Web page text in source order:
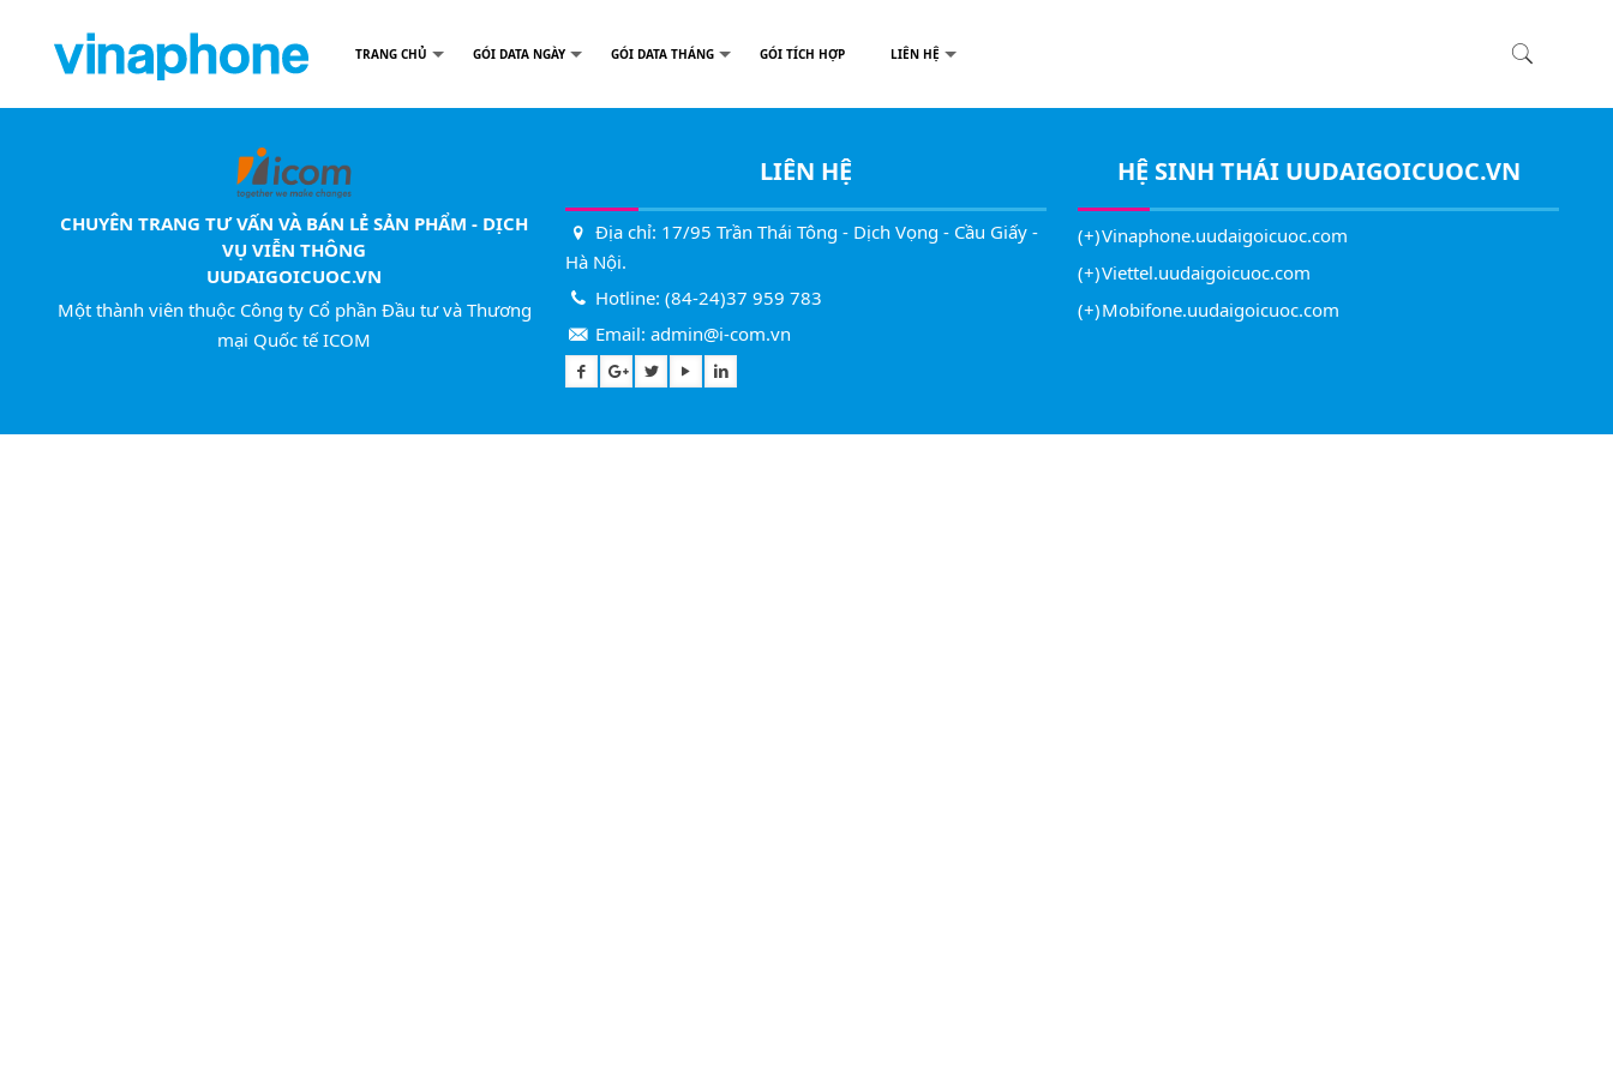
TRANG CHỦ GÓI DATA NGÀY GÓI DATA THÁNG GÓI TÍCH HỢP LIÊN HỆ
CHUYÊN TRANG TƯ VẤN VÀ BÁN LẺ SẢN PHẨM - DỊCH
VỤ VIỄN THÔNG
UUDAIGOICUOC.VN
Một thành viên thuộc Công ty Cổ phần Đầu tư và Thương
mại Quốc tế ICOM
LIÊN HỆ
Địa chỉ: 17/95 Trần Thái Tông - Dịch Vọng - Cầu Giấy -
Hà Nội.
Hotline:(84-24)37 959 783
Email:admin@i-com.vn
HỆ SINH THÁI UUDAIGOICUOC.VN
Vinaphone.uudaigoicuoc.com
Viettel.uudaigoicuoc.com
Mobifone.uudaigoicuoc.com